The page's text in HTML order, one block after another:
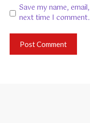
Save my name,
next time I comment.